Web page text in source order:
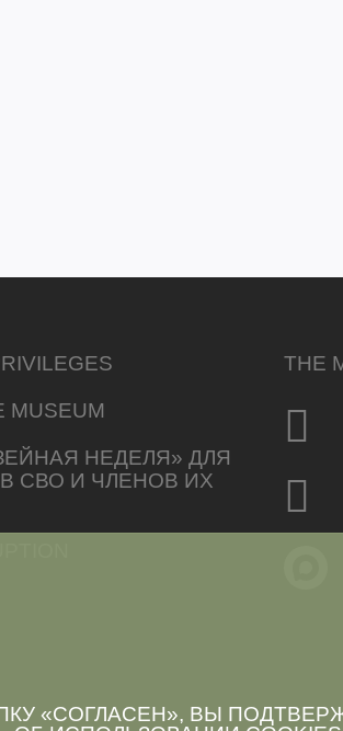
«СОГЛАСЕН», ВЫ
MUSEUM
НЕДЕЛЯ» ДЛЯ
СВО И ЧЛЕНОВ ИХ
THE